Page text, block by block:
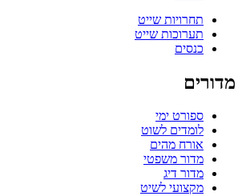
תחרויות שייט
תערוכות שייט
כנסים
מדורים
ספורט ימי
לומדים לשוט
אורח מהים
מדור משפטי
מדור דיג
מקצועי לשיט